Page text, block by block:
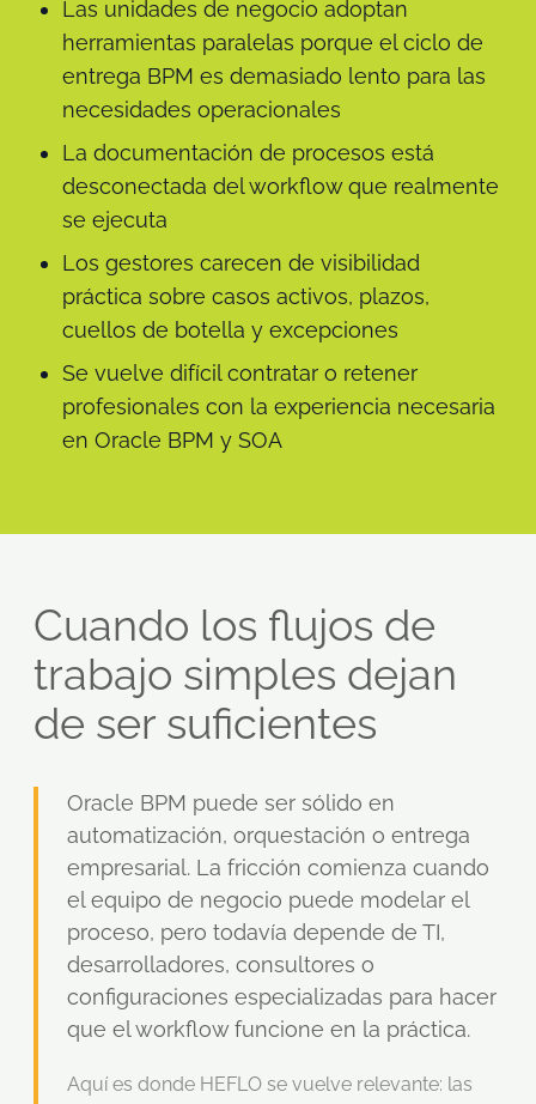
Las unidades de negocio adoptan
herramientas paralelas porque el ciclo de
entrega BPM es demasiado lento para las
necesidades operacionales
La documentación de procesos está
desconectada del workflow que realmente
se ejecuta
Los gestores carecen de visibilidad
práctica sobre casos activos, plazos,
cuellos de botella y excepciones
Se vuelve difícil contratar o retener
profesionales con la experiencia necesaria
en Oracle BPM y SOA
Cuando los flujos de
trabajo simples dejan
de ser suficientes
Oracle BPM puede ser sólido en
automatización, orquestación o entrega
empresarial. La fricción comienza cuando
el equipo de negocio puede modelar el
proceso, pero todavía depende de TI,
desarrolladores, consultores o
configuraciones especializadas para hacer
que el workflow funcione en la práctica.
Aquí es donde HEFLO se vuelve relevante: las